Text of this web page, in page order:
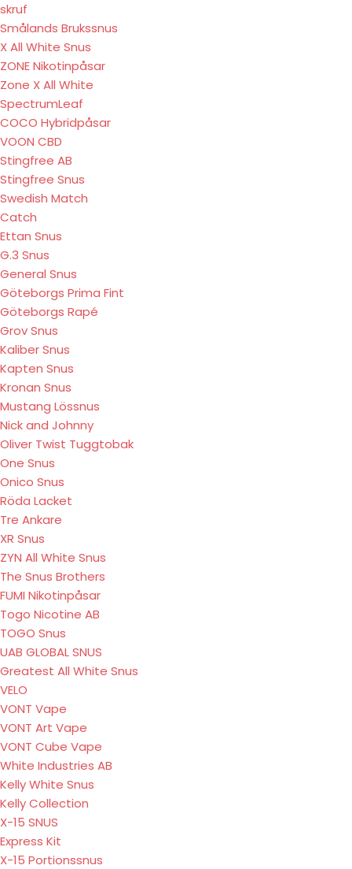
skruf
Smålands Brukssnus
X All White Snus
ZONE Nikotinpåsar
Zone X All White
SpectrumLeaf
COCO Hybridpåsar
VOON CBD
Stingfree AB
Stingfree Snus
Swedish Match
Catch
Ettan Snus
G.3 Snus
General Snus
Göteborgs Prima Fint
Göteborgs Rapé
Grov Snus
Kaliber Snus
Kapten Snus
Kronan Snus
Mustang Lössnus
Nick and Johnny
Oliver Twist Tuggtobak
One Snus
Onico Snus
Röda Lacket
Tre Ankare
XR Snus
ZYN All White Snus
The Snus Brothers
FUMI Nikotinpåsar
Togo Nicotine AB
TOGO Snus
UAB GLOBAL SNUS
Greatest All White Snus
VELO
VONT Vape
VONT Art Vape
VONT Cube Vape
White Industries AB
Kelly White Snus
Kelly Collection
X-15 SNUS
Express Kit
X-15 Portionssnus